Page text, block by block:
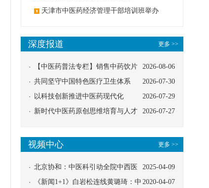
天津市中医药经济管理干部培训班举办
更多 >>
深度报道
2026-08-06
【中医药普法专栏】销售中药饮片
应告知煎服方法及注意事项
2026-07-30
共同坚守中国特色医疗卫生体系
2026-07-29
以科技创新推进中医药现代化
2026-07-27
新时代中医药原创思维培育与人才
更多 >>
视频中心
2025-04-09
北京协和：中医科引动全院中西医
协同
2020-04-07
《新闻1+1》白岩松连线黄璐琦：中